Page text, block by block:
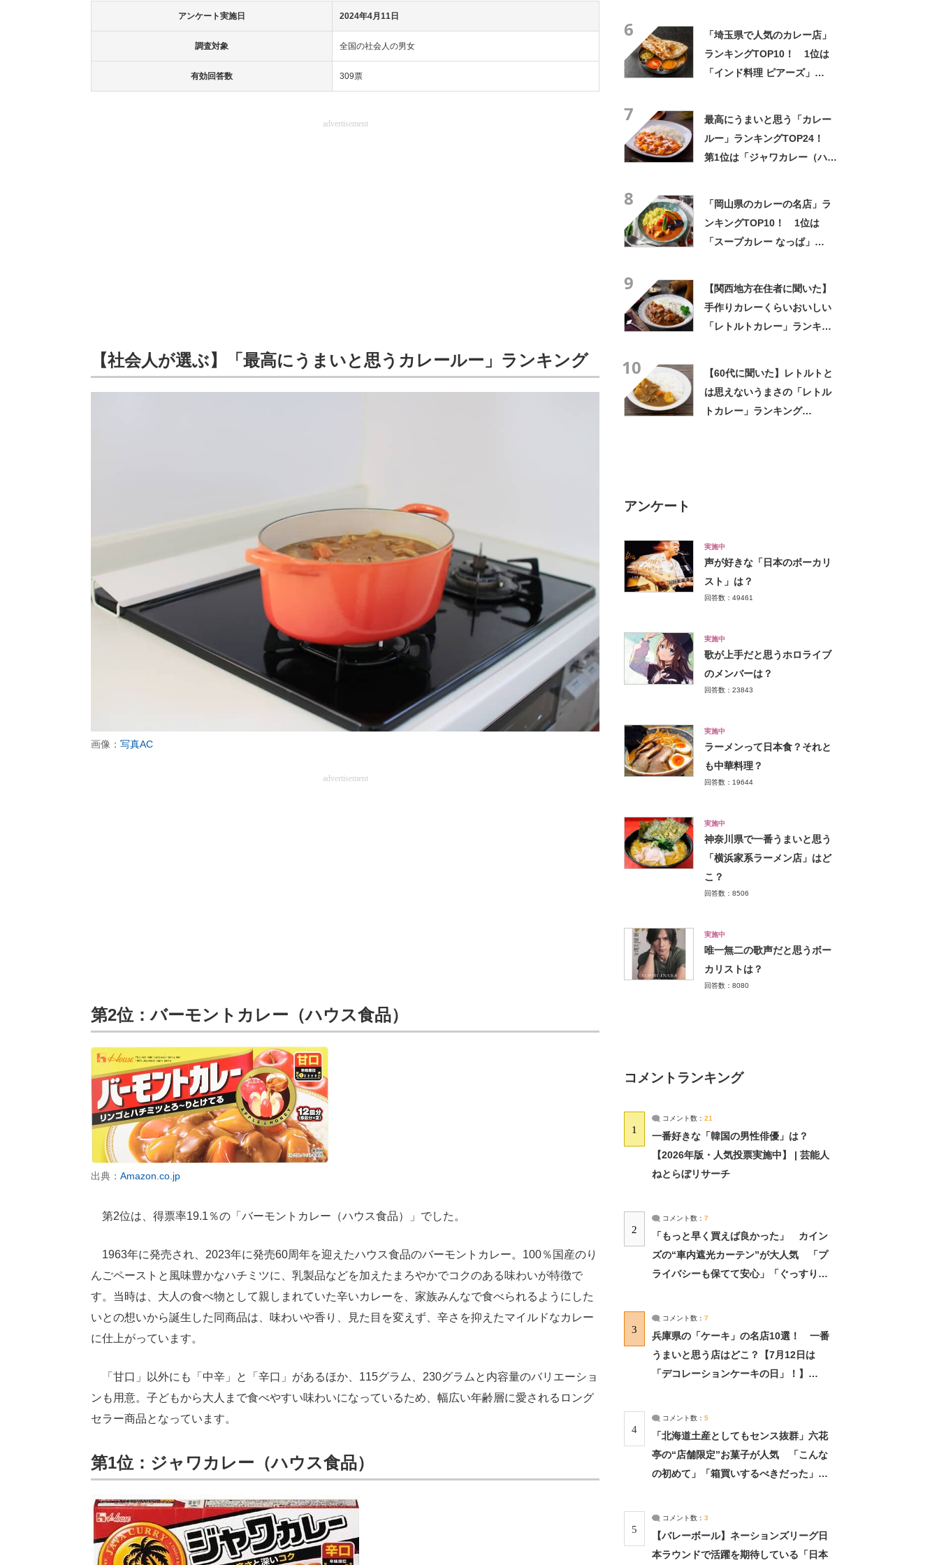
アンケート実施日 2024年4月11日
調査対象 全国の社会人の男女
有効回答数 309票
advertisement
【社会人が選ぶ】「最高にうまいと思うカレールー」ランキング
画像： 写真AC
advertisement
第2位：バーモントカレー（ハウス食品）
出典： Amazon.co.jp
第2位は、得票率19.1％の「バーモントカレー（ハウス食品）」でした。
1963年に発売され、2023年に発売60周年を迎えたハウス食品のバーモントカレー。100％国産のり
んごペーストと風味豊かなハチミツに、乳製品などを加えたまろやかでコクのある味わいが特徴で
す。当時は、大人の食べ物として親しまれていた辛いカレーを、家族みんなで食べられるようにした
いとの想いから誕生した同商品は、味わいや香り、見た目を変えず、辛さを抑えたマイルドなカレー
に仕上がっています。
「甘口」以外にも「中辛」と「辛口」があるほか、115グラム、230グラムと内容量のバリエーショ
ンも用意。子どもから大人まで食べやすい味わいになっているため、幅広い年齢層に愛されるロング
セラー商品となっています。
第1位：ジャワカレー（ハウス食品）
6
「埼玉県で人気のカレー店」
ランキングTOP10！ 1位は
「インド料理 ピアーズ」
7
最高にうまいと思う「カレー
ルー」ランキングTOP24！
第1位は「ジャワカレー（ハウ
8
「岡山県のカレーの名店」ラ
ンキングTOP10！ 1位は
「スープカレー なっぱ」
9
【関西地方在住者に聞いた】
手作りカレーくらいおいしい
「レトルトカレー」ランキン
10
【60代に聞いた】レトルトと
は思えないうまさの「レトル
トカレー」ランキング
アンケート
実施中
声が好きな「日本のボーカリ
スト」は？
回答数：49461
実施中
歌が上手だと思うホロライブ
のメンバーは？
回答数：23843
実施中
ラーメンって日本食？それと
も中華料理？
回答数：19644
実施中
神奈川県で一番うまいと思う
「横浜家系ラーメン店」はど
こ？
回答数：8506
実施中
唯一無二の歌声だと思うボー
カリストは？
回答数：8080
コメントランキング
1
コメント数： 21
一番好きな「韓国の男性俳優」は？
【2026年版・人気投票実施中】 | 芸能人
ねとらぼリサーチ
2
コメント数： 7
「もっと早く買えば良かった」 カイン
ズの“車内遮光カーテン”が大人気 「プ
ライバシーも保てて安心」「ぐっすり眠
3
コメント数： 7
兵庫県の「ケーキ」の名店10選！ 一番
うまいと思う店はどこ？【7月12日は
「デコレーションケーキの日」！】
4
コメント数： 5
「北海道土産としてもセンス抜群」六花
亭の“店舗限定”お菓子が人気 「こんな
の初めて」「箱買いするべきだった」
5
コメント数： 3
【バレーボール】ネーションズリーグ日
本ラウンドで活躍を期待している「日本